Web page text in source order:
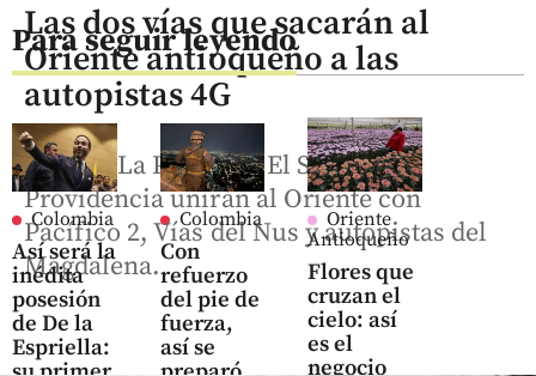
Para seguir leyendo
Colombia
Así será la
inédita
posesión
de De la
Espriella:
Colombia
Con
refuerzo
del pie de
fuerza,
así se
Oriente
Antioqueño
Flores que
cruzan el
cielo: así
es el
negocio
Las dos vías que sacarán al
Oriente antioqueño a las
autopistas 4G
La Ceja-La Pintada y El Santuario-
Providencia unirán al Oriente con
Pacífico 2, Vías del Nus y autopistas del
Magdalena.